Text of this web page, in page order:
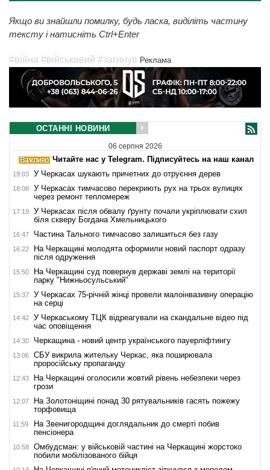
Якщо ви знайшли помилку, будь ласка, виділіть частину
тексту і натисніть Ctrl+Enter
#війна #військовий #загинув Реклама
ОСТАННІ НОВИНИ
06 серпня 2026
Читайте нас у Telegram. Підписуйтесь на наш канал
19:03 У Черкасах шукають причетних до отруєння дерев
18:08
У Черкасах тимчасово перекриють рух на трьох вулицях
через ремонт тепломереж
17:19
У Черкасах після обвалу ґрунту почали укріплювати схил
біля скверу Богдана Хмельницького
16:47 Частина Тального тимчасово залишиться без газу
16:22
На Черкащині молодята оформили новий паспорт одразу
після одруження
15:50
На Черкащині суд повернув державі землі на території
парку "Нижньосульський"
15:37
У Черкасах 75-річній жінці провели малоінвазивну операцію
на серці
14:42
У Черкаському ТЦК відреагували на скандальне відео під
час оповіщення
14:30 Черкащина - новий центр українського пауерліфтингу
13:06
СБУ викрила жительку Черкас, яка поширювала
проросійську пропаганду
12:43
На Черкащині оголосили жовтий рівень небезпеки через
грози
12:07
На Золотоніщині понад 30 рятувальників гасять пожежу
торфовища
11:59
На Звенигородщині доглядальник до смерті побив
пенсіонера
10:58
Омбудсман: у військовій частині на Черкащині жорстоко
побили мобілізованого бійця